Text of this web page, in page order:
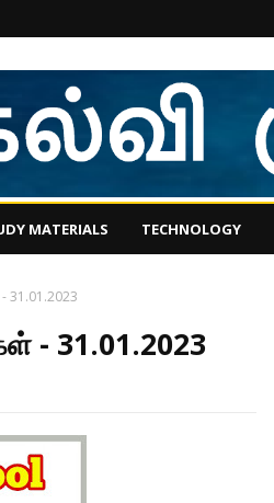
MATERIALS TECHNOLOGY
31.01.2023
- 31.01.2023